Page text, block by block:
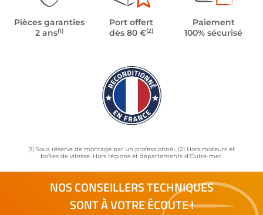
Pièces garanties
2 ans(1)
Port offert
dès 80 €(2)
Paiement
100% sécurisé
(1) Sous réserve de montage par un professionnel. (2) Hors moteurs et
boîtes de vitesse. Hors régions et départements d’Outre-mer.
NOS CONSEILLERS TECHNIQUES
SONT À VOTRE ÉCOUTE !